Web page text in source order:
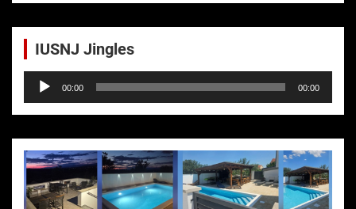
IUSNJ Jingles
Audio-
Player
00:00 00:00